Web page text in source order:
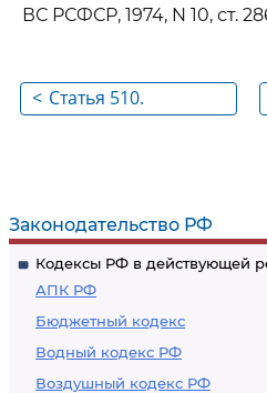
Законодательство РФ
Кодексы РФ в действующей
АПК РФ
Бюджетный кодекс
Водный кодекс РФ
Воздушный кодекс РФ
ВС РСФСР, 1974, N 10, ст.
< Статья 510.